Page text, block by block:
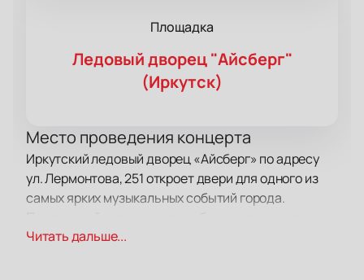
Площадка
Ледовый дворец "Айсберг"
(Иркутск)
Место проведения концерта
Иркутский ледовый дворец «Айсберг» по адресу
ул. Лермонтова, 251 откроет двери для одного из
самых ярких музыкальных событий города.
гостей и обеспечивает отличную акустику.
Читать дальше...